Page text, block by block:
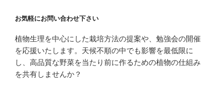
お気軽にお問い合わせ下さい
植物生理を中心にした栽培方法の提案や、勉強会の開催
を応援いたします。天候不順の中でも影響を最低限に
し、高品質な野菜を当たり前に作るための植物の仕組み
を共有しませんか？